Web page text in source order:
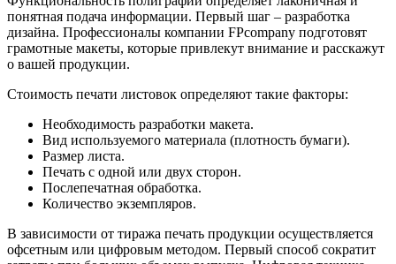
понятная подача информации. Первый шаг – разработка
дизайна. Профессионалы компании FPcompany подготовят
грамотные макеты, которые привлекут внимание и расскажут
о вашей продукции.
Стоимость печати листовок определяют такие факторы:
Необходимость разработки макета.
Вид используемого материала (плотность бумаги).
Размер листа.
Печать с одной или двух сторон.
Послепечатная обработка.
Количество экземпляров.
В зависимости от тиража печать продукции осуществляется
офсетным или цифровым методом. Первый способ сократит